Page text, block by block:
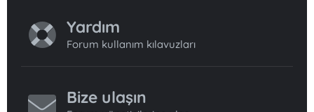
Yardım
Forum kullanım kılavuzları
Bize ulaşın